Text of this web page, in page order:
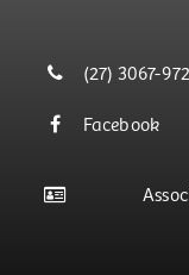
(27) 3067-
Facebook